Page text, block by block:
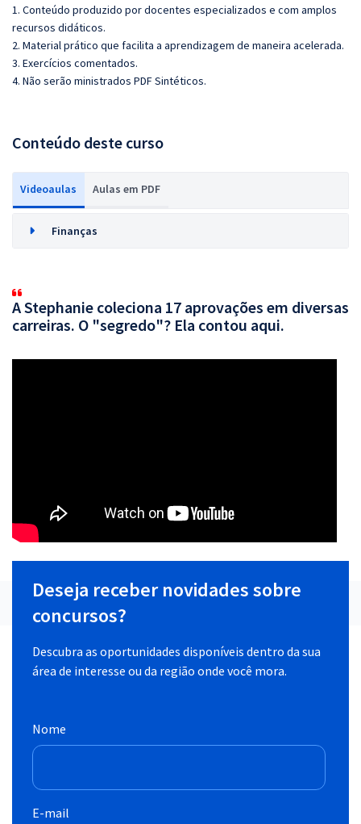
1. Conteúdo produzido por docentes especializados e com amplos
recursos didáticos.
2. Material prático que facilita a aprendizagem de maneira acelerada.
3. Exercícios comentados.
4. Não serão ministrados PDF Sintéticos.
Conteúdo deste curso
Videoaulas Aulas em PDF
Finanças
A Stephanie coleciona 17 aprovações em diversas
carreiras. O "segredo"? Ela contou aqui.
Deseja receber novidades sobre
concursos?
Descubra as oportunidades disponíveis dentro da sua
área de interesse ou da região onde você mora.
Nome
E-mail